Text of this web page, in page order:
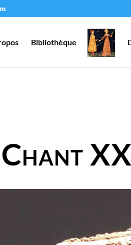
Bibliothèque
Chant